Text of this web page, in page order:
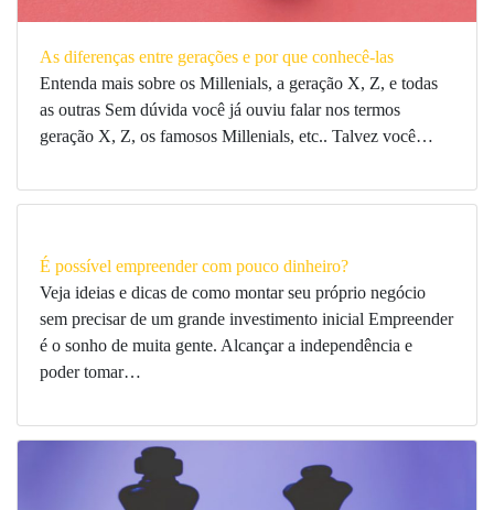
As diferenças entre gerações e por que conhecê-las
Entenda mais sobre os Millenials, a geração X, Z, e todas
as outras Sem dúvida você já ouviu falar nos termos
geração X, Z, os famosos Millenials, etc.. Talvez você…
É possível empreender com pouco dinheiro?
Veja ideias e dicas de como montar seu próprio negócio
sem precisar de um grande investimento inicial Empreender
é o sonho de muita gente. Alcançar a independência e
poder tomar…